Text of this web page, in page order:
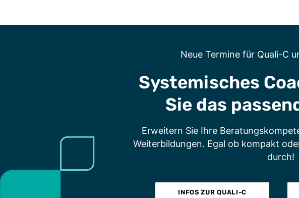
Neue Termine für Quali-C
Systemisches
Sie das
Erweitern Sie Ihre
Weiterbildungen. Egal ob kompakt
durch!
INFOS ZUR QUALI-C